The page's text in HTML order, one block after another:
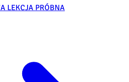
LEKCJA PRÓBNA